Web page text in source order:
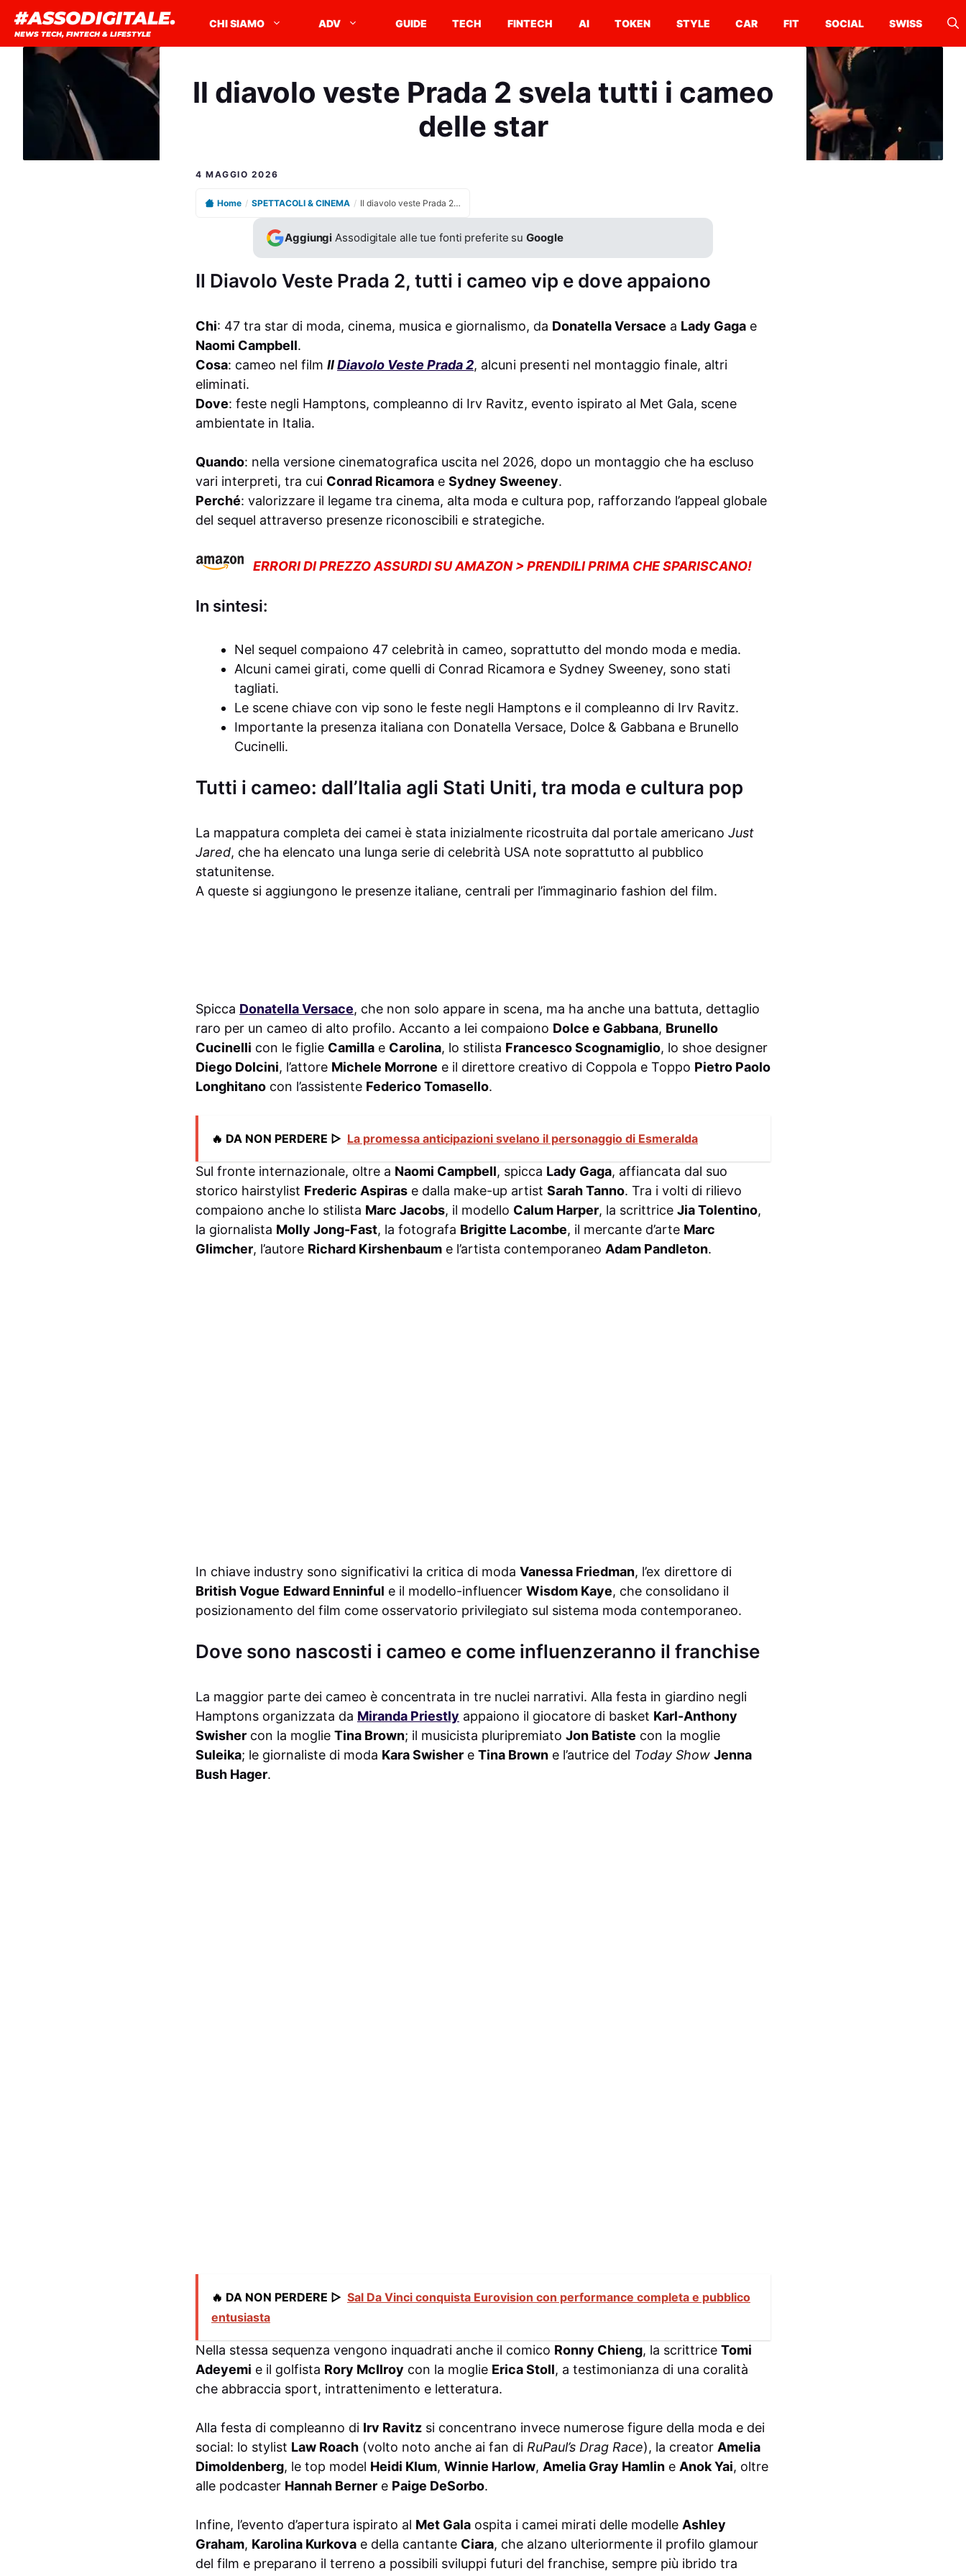
contenuto
#ASSODIGITALE.
NEWS TECH, FINTECH & LIFESTYLE
CHI SIAMO ADV GUIDE TECH FINTECH AI TOKEN STYLE CAR FIT SOCIAL SWISS
Il diavolo veste Prada 2 svela tutti i cameo
delle star
4 MAGGIO 2026
Home / SPETTACOLI & CINEMA / Il diavolo veste Prada 2 svela tutti i cameo delle star
Aggiungi Assodigitale alle tue fonti preferite suGoogle
Il Diavolo Veste Prada 2, tutti i cameo vip e dove appaiono
Chi: 47 tra star di moda, cinema, musica e giornalismo, da Donatella Versace a Lady Gaga e
Naomi Campbell.
Cosa: cameo nel film IlDiavolo Veste Prada 2, alcuni presenti nel montaggio finale, altri
eliminati.
Dove: feste negli Hamptons, compleanno di Irv Ravitz, evento ispirato al Met Gala, scene
ambientate in Italia.
Quando: nella versione cinematografica uscita nel 2026, dopo un montaggio che ha escluso
vari interpreti, tra cui Conrad Ricamora e Sydney Sweeney.
Perché: valorizzare il legame tra cinema, alta moda e cultura pop, rafforzando l’appeal globale
del sequel attraverso presenze riconoscibili e strategiche.
ERRORI DI PREZZO ASSURDI SU AMAZON > PRENDILI PRIMA CHE SPARISCANO!
In sintesi:
Nel sequel compaiono 47 celebrità in cameo, soprattutto del mondo moda e media.
Alcuni camei girati, come quelli di Conrad Ricamora e Sydney Sweeney, sono stati
tagliati.
Le scene chiave con vip sono le feste negli Hamptons e il compleanno di Irv Ravitz.
Importante la presenza italiana con Donatella Versace, Dolce & Gabbana e Brunello
Cucinelli.
Tutti i cameo: dall’Italia agli Stati Uniti, tra moda e cultura pop
La mappatura completa dei camei è stata inizialmente ricostruita dal portale americano Just
Jared, che ha elencato una lunga serie di celebrità USA note soprattutto al pubblico
statunitense.
A queste si aggiungono le presenze italiane, centrali per l’immaginario fashion del film.
Spicca Donatella Versace, che non solo appare in scena, ma ha anche una battuta, dettaglio
raro per un cameo di alto profilo. Accanto a lei compaiono Dolce e Gabbana, Brunello
Cucinelli con le figlie Camilla e Carolina, lo stilista Francesco Scognamiglio, lo shoe designer
Diego Dolcini, l’attore Michele Morrone e il direttore creativo di Coppola e Toppo Pietro Paolo
Longhitano con l’assistente Federico Tomasello.
🔥 DA NON PERDERE ▷ La promessa anticipazioni svelano il personaggio di Esmeralda
Sul fronte internazionale, oltre a Naomi Campbell, spicca Lady Gaga, affiancata dal suo
storico hairstylist Frederic Aspiras e dalla make-up artist Sarah Tanno. Tra i volti di rilievo
compaiono anche lo stilista Marc Jacobs, il modello Calum Harper, la scrittrice Jia Tolentino,
la giornalista Molly Jong-Fast, la fotografa Brigitte Lacombe, il mercante d’arte Marc
Glimcher, l’autore Richard Kirshenbaum e l’artista contemporaneo Adam Pandleton.
In chiave industry sono significativi la critica di moda Vanessa Friedman, l’ex direttore di
British Vogue Edward Enninful e il modello-influencer Wisdom Kaye, che consolidano il
posizionamento del film come osservatorio privilegiato sul sistema moda contemporaneo.
Dove sono nascosti i cameo e come influenzeranno il franchise
La maggior parte dei cameo è concentrata in tre nuclei narrativi. Alla festa in giardino negli
Hamptons organizzata da Miranda Priestly appaiono il giocatore di basket Karl-Anthony
Swisher con la moglie Tina Brown; il musicista pluripremiato Jon Batiste con la moglie
Suleika; le giornaliste di moda Kara Swisher e Tina Brown e l’autrice del Today Show Jenna
Bush Hager.
🔥 DA NON PERDERE ▷ Sal Da Vinci conquista Eurovision con performance completa e pubblico
entusiasta
Nella stessa sequenza vengono inquadrati anche il comico Ronny Chieng, la scrittrice Tomi
Adeyemi e il golfista Rory McIlroy con la moglie Erica Stoll, a testimonianza di una coralità
che abbraccia sport, intrattenimento e letteratura.
Alla festa di compleanno di Irv Ravitz si concentrano invece numerose figure della moda e dei
social: lo stylist Law Roach (volto noto anche ai fan di RuPaul’s Drag Race), la creator Amelia
Dimoldenberg, le top model Heidi Klum, Winnie Harlow, Amelia Gray Hamlin e Anok Yai, oltre
alle podcaster Hannah Berner e Paige DeSorbo.
Infine, l’evento d’apertura ispirato al Met Gala ospita i camei mirati delle modelle Ashley
Graham, Karolina Kurkova e della cantante Ciara, che alzano ulteriormente il profilo glamour
del film e preparano il terreno a possibili sviluppi futuri del franchise, sempre più ibrido tra